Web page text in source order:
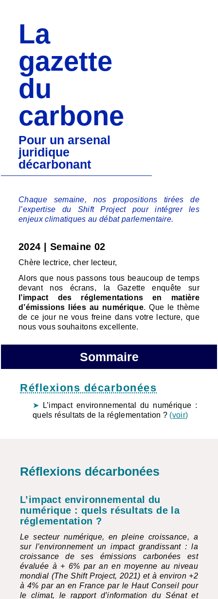
La
gazette
du
carbone
Pour un arsenal
juridique
décarbonant
Chaque semaine, nos propositions tirées de
l’expertise du Shift Project pour intégrer les
enjeux climatiques au débat parlementaire.
2024 | Semaine 02
Chère lectrice, cher lecteur,
Alors que nous passons tous beaucoup de temps
devant nos écrans, la Gazette enquête sur
l’impact des réglementations en matière
d’émissions liées au numérique. Que le thème
de ce jour ne vous freine dans votre lecture, que
nous vous souhaitons excellente.
Sommaire
Réflexions décarbonées
L’impact environnemental du numérique :
quels résultats de la réglementation ? (voir)
Réflexions décarbonées
L’impact environnemental du
numérique : quels résultats de la
réglementation ?
Le secteur numérique, en pleine croissance, a
sur l’environnement un impact grandissant : la
croissance de ses émissions carbonées est
évaluée à + 6% par an en moyenne au niveau
mondial (The Shift Project, 2021) et à environ +2
à 4% par an en France par le Haut Conseil pour
le climat, le rapport d’information du Sénat et